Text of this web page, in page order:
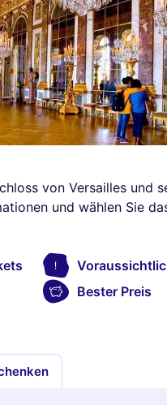
von Versailles und
und wählen Sie
Bester Preis